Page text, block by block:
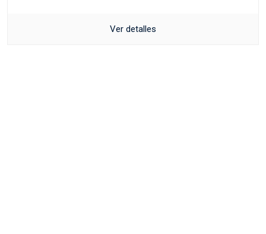
Ver detalles